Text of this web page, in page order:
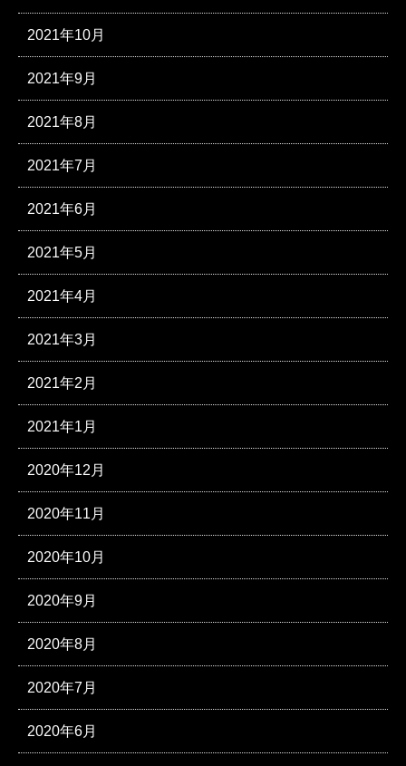
2021年10月
2021年9月
2021年8月
2021年7月
2021年6月
2021年5月
2021年4月
2021年3月
2021年2月
2021年1月
2020年12月
2020年11月
2020年10月
2020年9月
2020年8月
2020年7月
2020年6月